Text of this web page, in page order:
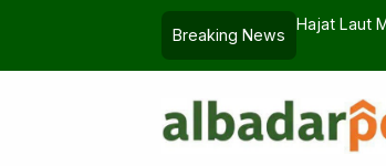
Breaking News
Camat